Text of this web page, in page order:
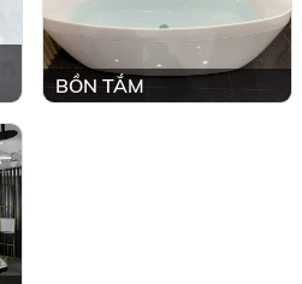
BỒN TẮM